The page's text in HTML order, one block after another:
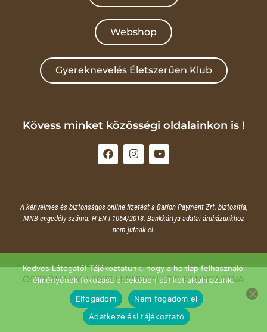
Webshop
Gyereknevelés Életszerűen Klub
Kövess minket közösségi oldalainkon is !
A kényelmes és biztonságos online fizetést a Barion Payment Zrt. biztosítja,
MNB engedély száma: H-EN-I-1064/2013. Bankkártya adatai áruházunkhoz
nem jutnak el.
ÖSZTÖNANYU 2023 | MINDEN JOG FENNTARTVA
Kedves Látogató! Tájékoztatunk, hogy a honlap felhasználói
élményének fokozása érdekében sütiket alkalmazunk.
Elfogadom
Nem fogadom el
Adatkezelési tájékoztató